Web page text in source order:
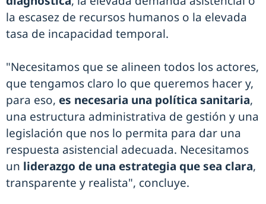
la escasez de recursos humanos o la elevada
tasa de incapacidad temporal.
"Necesitamos que se alineen todos los actores,
que tengamos claro lo que queremos hacer y,
para eso, es necesaria una política sanitaria,
una estructura administrativa de gestión y una
legislación que nos lo permita para dar una
respuesta asistencial adecuada. Necesitamos
un liderazgo de una estrategia que sea clara,
transparente y realista", concluye.